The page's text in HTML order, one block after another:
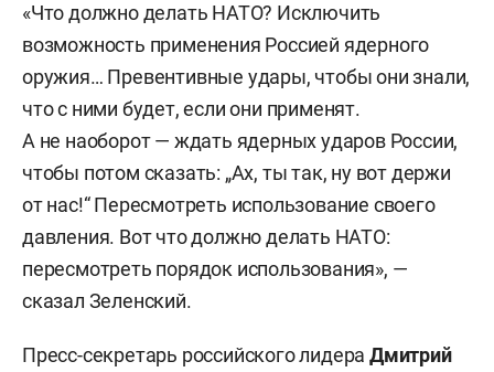
«Что должно делать НАТО? Исключить
возможность применения Россией ядерного
оружия… Превентивные удары, чтобы они знали,
что с ними будет, если они применят.
А не наоборот — ждать ядерных ударов России,
чтобы потом сказать: „Ах, ты так, ну вот держи
от нас!“ Пересмотреть использование своего
давления. Вот что должно делать НАТО:
пересмотреть порядок использования», —
сказал Зеленский.
Пресс-секретарь российского лидера Дмитрий